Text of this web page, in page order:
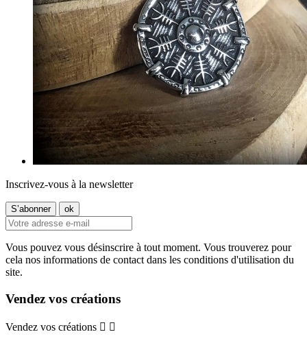
Inscrivez-vous à la newsletter
Vous pouvez vous désinscrire à tout moment. Vous trouverez pour
cela nos informations de contact dans les conditions d'utilisation du
site.
Vendez vos créations
Vendez vos créations  